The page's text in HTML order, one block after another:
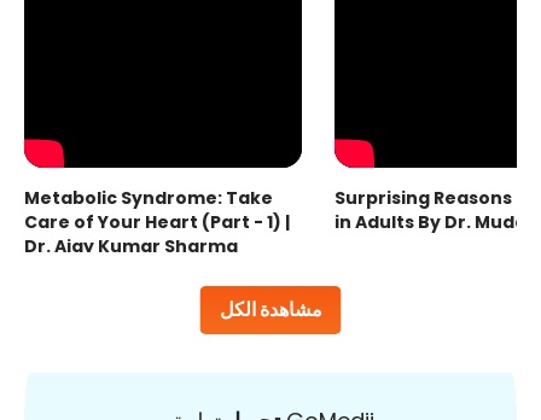
مشاهدة الكل
Metabolic Syndrome: Take
Care of Your Heart (Part - 1) |
Dr. Ajay Kumar Sharma
Surprising Reasons
in Adults By Dr.